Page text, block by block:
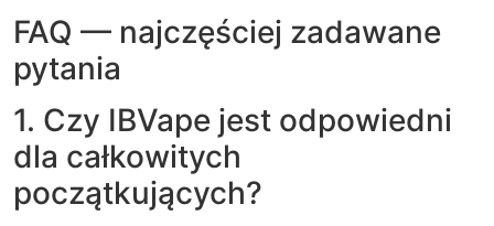
FAQ — najczęściej zadawane
pytania
1. Czy IBVape jest odpowiedni
dla całkowitych
początkujących?